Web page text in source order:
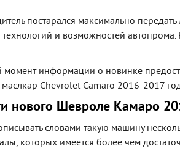
постарался максимально
и возможностей
информации о новинке
Chevrolet Camaro 2016-2017
нового Шевроле Камаро
словами такую машину
которых имеется более чем